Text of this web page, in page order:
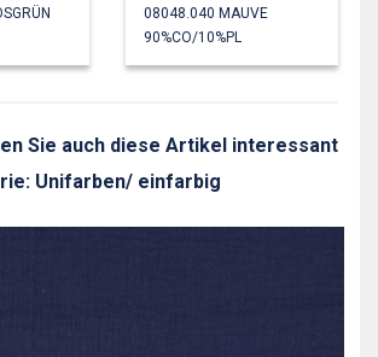
08048.040 MAUVE
90%CO/10%PL
Sie auch diese Artikel interessant
Unifarben/ einfarbig